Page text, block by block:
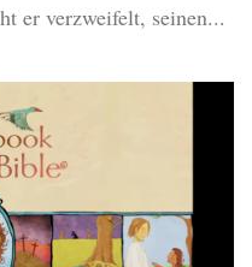
er verzweifelt, seinen...